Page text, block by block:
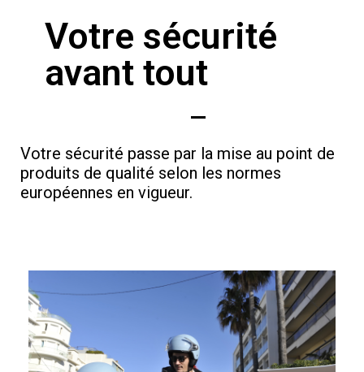
Votre sécurité
avant tout
Votre sécurité passe par la mise au point de
produits de qualité selon les normes
européennes en vigueur.